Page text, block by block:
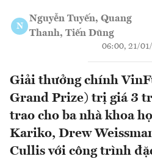
N
Nguyễn Tuyến, Quang
Thanh, Tiến Dũng
06:00, 21/
Giải thưởng chính
Grand Prize) trị giá 3
trao cho ba nhà khoa
Kariko, Drew
Cullis với công trình